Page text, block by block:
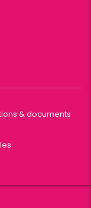
& documents